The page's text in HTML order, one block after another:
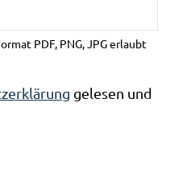
PDF, PNG, JPG erlaubt
gelesen und